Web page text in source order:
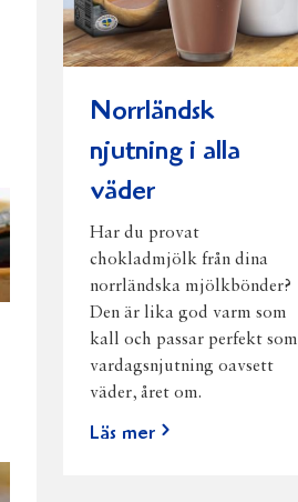
Norrländsk
njutning i alla
väder
Har du provat
chokladmjölk från dina
norrländska mjölkbönder?
Den är lika god varm som
kall och passar perfekt som
vardagsnjutning oavsett
väder, året om.
Läs mer